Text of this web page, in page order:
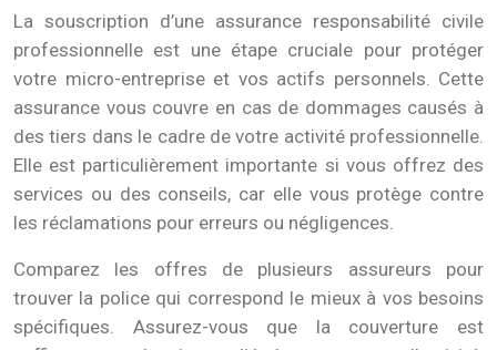
La souscription d’une assurance responsabilité civile
professionnelle est une étape cruciale pour protéger
votre micro-entreprise et vos actifs personnels. Cette
assurance vous couvre en cas de dommages causés à
des tiers dans le cadre de votre activité professionnelle.
Elle est particulièrement importante si vous offrez des
services ou des conseils, car elle vous protège contre
les réclamations pour erreurs ou négligences.
Comparez les offres de plusieurs assureurs pour
trouver la police qui correspond le mieux à vos besoins
spécifiques. Assurez-vous que la couverture est